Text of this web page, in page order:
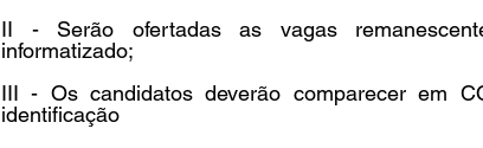
II - Serão ofertadas as vagas
informatizado;
III - Os candidatos deverão comparecer em
identificação